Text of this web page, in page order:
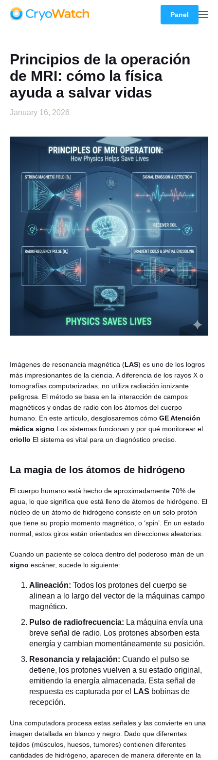
Panel
Principios de la operación
de MRI: cómo la física
ayuda a salvar vidas
January 16, 2026
Imágenes de resonancia magnética (LAS) es uno de los logros
más impresionantes de la ciencia. A diferencia de los rayos X o
tomografías computarizadas, no utiliza radiación ionizante
peligrosa. El método se basa en la interacción de campos
magnéticos y ondas de radio con los átomos del cuerpo
humano. En este artículo, desglosaremos cómo GE Atención
médica signo Los sistemas funcionan y por qué monitorear el
criollo El sistema es vital para un diagnóstico preciso.
La magia de los átomos de hidrógeno
El cuerpo humano está hecho de aproximadamente 70% de
agua, lo que significa que está lleno de átomos de hidrógeno. El
núcleo de un átomo de hidrógeno consiste en un solo protón
que tiene su propio momento magnético, o ‘spin’. En un estado
normal, estos giros están orientados en direcciones aleatorias.
Cuando un paciente se coloca dentro del poderoso imán de un
signo escáner, sucede lo siguiente:
Alineación: Todos los protones del cuerpo se
alinean a lo largo del vector de la máquinas campo
magnético.
Pulso de radiofrecuencia: La máquina envía una
breve señal de radio. Los protones absorben esta
energía y cambian momentáneamente su posición.
Resonancia y relajación: Cuando el pulso se
detiene, los protones vuelven a su estado original,
emitiendo la energía almacenada. Esta señal de
respuesta es capturada por el
LAS bobinas de
recepción.
Una computadora procesa estas señales y las convierte en una
imagen detallada en blanco y negro. Dado que diferentes
tejidos (músculos, huesos, tumores) contienen diferentes
cantidades de hidrógeno, aparecen de manera diferente en la